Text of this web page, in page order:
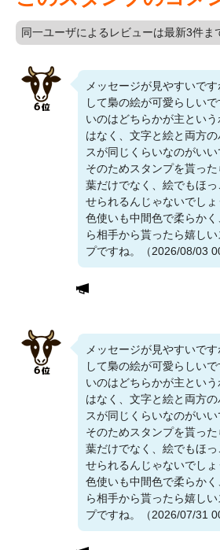
同一ユーザによるレビューは最新3件ま
メッセージが見やすいで
して梟の絵が可愛らしいで
いのはどちらかが主とい
はなく、文字と絵と両方の
スが同じくらいなのがいい
そのためスタンプを貰っ
葉だけでなく、絵でもほっ
せられるんじゃないでしょ
色使いも中間色で柔らかく
ら相手から貰ったら嬉しい
プですね。（2026/08/03
メッセージが見やすいで
して梟の絵が可愛らしいで
いのはどちらかが主とい
はなく、文字と絵と両方の
スが同じくらいなのがいい
そのためスタンプを貰っ
葉だけでなく、絵でもほっ
せられるんじゃないでしょ
色使いも中間色で柔らかく
ら相手から貰ったら嬉しい
プですね。（2026/07/31